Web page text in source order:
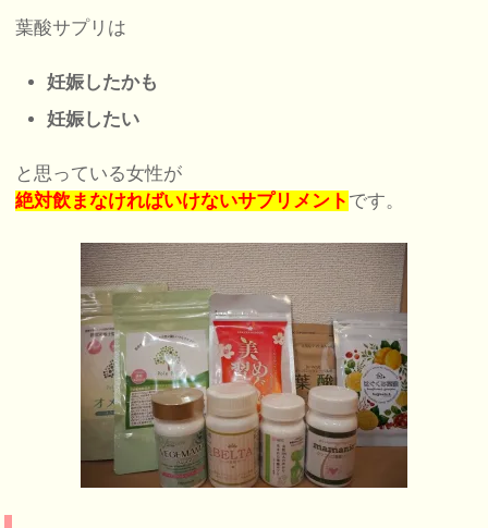
葉酸サプリは
妊娠したかも
妊娠したい
と思っている女性が
絶対飲まなければいけないサプリメント です。